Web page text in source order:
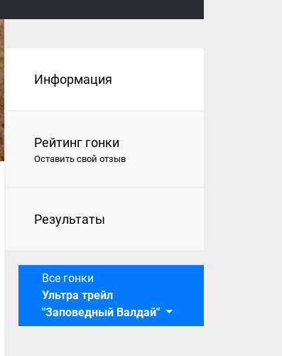
Информация
Рейтинг гонки
Оставить свой отзыв
Результаты
Все гонки
Ультра трейл
"Заповедный Валдай"